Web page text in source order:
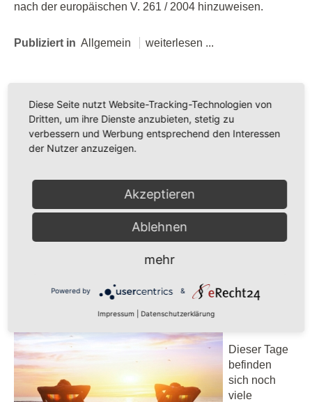
nach der europäischen V. 261 / 2004 hinzuweisen.
Publiziert in Allgemein weiterlesen ...
Flugverspätung - Ihre Fluggastrechte
Nach der Verordnung (EG) Nr. 261 / 2004 des
pauschalierte Ansprüche gegen die Fluggesellschaften.
Ihre Rechte als Fluggast sind einfach durchsetzbar!
weiterlesen ...
Mittwoch, 10 August 2016 13:55
Ferienzeit ist Reisezeit
Dieser Tage
befinden
sich noch
viele
Diese Seite nutzt Website-Tracking-Technologien von
Dritten, um ihre Dienste anzubieten, stetig zu
verbessern und Werbung entsprechend den Interessen
der Nutzer anzuzeigen.
Akzeptieren
Ablehnen
mehr
Powered by &
Impressum Datenschutzerklärung